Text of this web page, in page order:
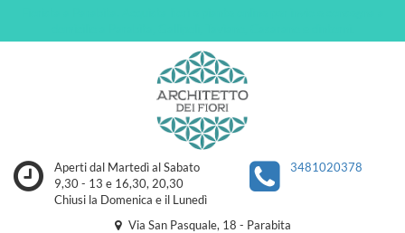
Aperti dal Martedì al Sabato
9,30 - 13 e 16,30, 20,30
Chiusi la Domenica e il Lunedì
3481020378
Via San Pasquale, 18 - Parabita